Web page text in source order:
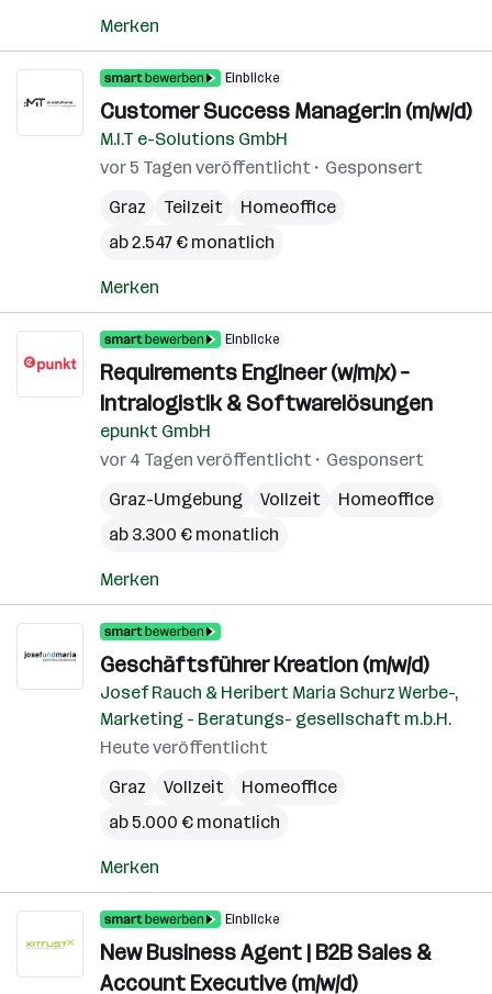
Merken
Einblicke
Customer Success Manager:in (m/w/d)
M.I.T e-Solutions GmbH
vor 5 Tagen veröffentlicht
Gesponsert
Graz
Teilzeit
Homeoffice
ab 2.547 € monatlich
Merken
Einblicke
Requirements Engineer (w/m/x) –
Intralogistik & Softwarelösungen
epunkt GmbH
vor 4 Tagen veröffentlicht
Gesponsert
Graz-Umgebung
Vollzeit
Homeoffice
ab 3.300 € monatlich
Merken
Geschäftsführer Kreation (m/w/d)
Josef Rauch & Heribert Maria Schurz Werbe-,
Marketing - Beratungs- gesellschaft m.b.H.
Heute veröffentlicht
Graz
Vollzeit
Homeoffice
ab 5.000 € monatlich
Merken
Einblicke
New Business Agent | B2B Sales &
Account Executive (m/w/d)